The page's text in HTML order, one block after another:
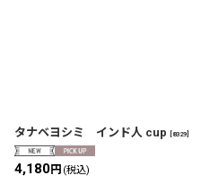
タナベヨシミ インド人 cup 8329
4,180円 (税込)